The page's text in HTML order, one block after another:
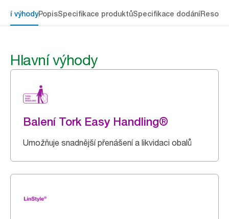
výhodyPopisSpecifikace produktůSpecifikace dodání
Hlavní výhody
Balení Tork Easy Handling®
Umožňuje snadnější přenášení a likvidaci obalů